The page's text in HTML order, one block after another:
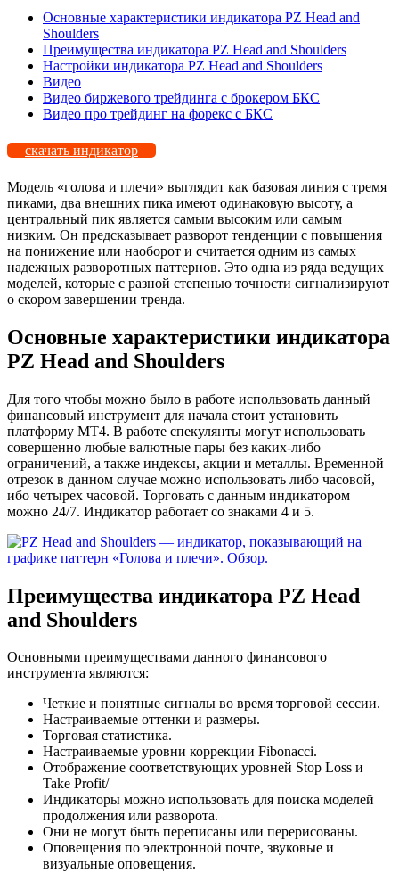
Основные характеристики индикатора PZ Head and
Shoulders
Преимущества индикатора PZ Head and Shoulders
Настройки индикатора PZ Head and Shoulders
Видео
Видео биржевого трейдинга с брокером БКС
Видео про трейдинг на форекс с БКС
скачать индикатор
Модель «голова и плечи» выглядит как базовая линия с тремя
пиками, два внешних пика имеют одинаковую высоту, а
центральный пик является самым высоким или самым
низким. Он предсказывает разворот тенденции с повышения
на понижение или наоборот и считается одним из самых
надежных разворотных паттернов. Это одна из ряда ведущих
моделей, которые с разной степенью точности сигнализируют
о скором завершении тренда.
Основные характеристики индикатора
PZ Head and Shoulders
Для того чтобы можно было в работе использовать данный
финансовый инструмент для начала стоит установить
платформу МТ4. В работе спекулянты могут использовать
совершенно любые валютные пары без каких-либо
ограничений, а также индексы, акции и металлы. Временной
отрезок в данном случае можно использовать либо часовой,
ибо четырех часовой. Торговать с данным индикатором
можно 24/7. Индикатор работает со знаками 4 и 5.
Преимущества индикатора PZ Head
and Shoulders
Основными преимуществами данного финансового
инструмента являются:
Четкие и понятные сигналы во время торговой сессии.
Настраиваемые оттенки и размеры.
Торговая статистика.
Настраиваемые уровни коррекции Fibonacci.
Отображение соответствующих уровней Stop Loss и
Take Profit/
Индикаторы можно использовать для поиска моделей
продолжения или разворота.
Они не могут быть переписаны или перерисованы.
Оповещения по электронной почте, звуковые и
визуальные оповещения.